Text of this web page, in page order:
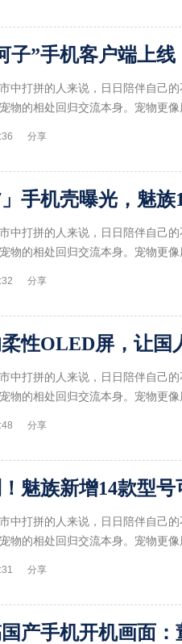
中打拼的人来说，日日陪伴自己
物的相处回归交流本身。宠物更
分享
中打拼的人来说，日日陪伴自己
物的相处回归交流本身。宠物更
分享
性OLED屏，让国
中打拼的人来说，日日陪伴自己
物的相处回归交流本身。宠物更
分享
中打拼的人来说，日日陪伴自己
物的相处回归交流本身。宠物更
分享
产手机开机画面